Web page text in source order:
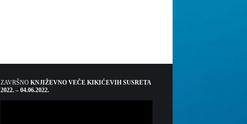
ZAVRŠNO KNJIŽEVNO VEČE KIKIĆEVIH SUSRETA
2022. – 04.06.2022.